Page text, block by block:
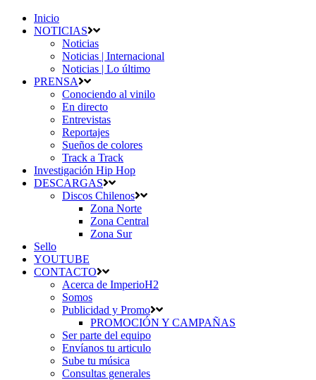
Inicio
NOTICIAS
Noticias
Noticias | Internacional
Noticias | Lo último
PRENSA
Conociendo al vinilo
En directo
Entrevistas
Reportajes
Sueños de colores
Track a Track
Investigación Hip Hop
DESCARGAS
Discos Chilenos
Zona Norte
Zona Central
Zona Sur
Sello
YOUTUBE
CONTACTO
Acerca de ImperioH2
Somos
Publicidad y Promo
PROMOCIÓN Y CAMPAÑAS
Ser parte del equipo
Envíanos tu articulo
Sube tu música
Consultas generales